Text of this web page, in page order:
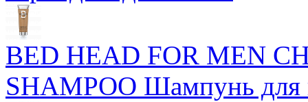
BED HEAD FOR MEN
SHAMPOO Шампунь для